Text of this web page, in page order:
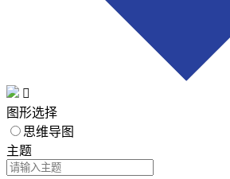

图形选择
思维导图
主题